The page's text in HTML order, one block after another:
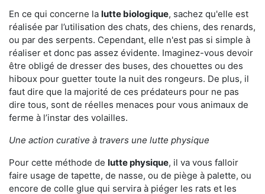
En ce qui concerne la lutte biologique, sachez qu'elle est
réalisée par l’utilisation des chats, des chiens, des renards,
ou par des serpents. Cependant, elle n'est pas si simple à
réaliser et donc pas assez évidente. Imaginez-vous devoir
être obligé de dresser des buses, des chouettes ou des
hiboux pour guetter toute la nuit des rongeurs. De plus, il
faut dire que la majorité de ces prédateurs pour ne pas
dire tous, sont de réelles menaces pour vous animaux de
ferme à l’instar des volailles.
Une action curative à travers une lutte physique
Pour cette méthode de lutte physique, il va vous falloir
faire usage de tapette, de nasse, ou de piège à palette, ou
encore de colle glue qui servira à piéger les rats et les